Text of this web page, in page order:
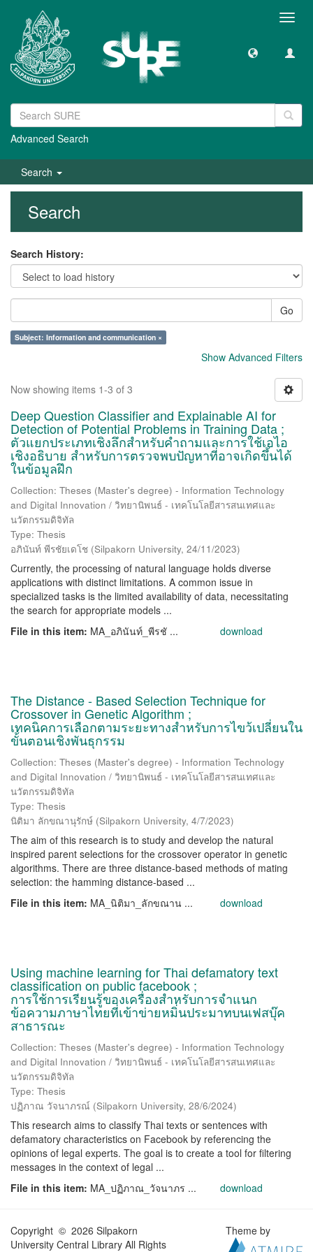
Advanced Search
Search
Search
Search History:
Go
Subject: Information and communication ×
Show Advanced Filters
Now showing items 1-3 of 3
Deep Question Classifier and Explainable AI for
Detection of Potential Problems in Training Data ;
ตัวแยกประเภทเชิงลึกสำหรับคำถามและการใช้เอไอ
เชิงอธิบาย สำหรับการตรวจพบปัญหาที่อาจเกิดขึ้นได้
ในข้อมูลฝึก
Collection: Theses (Master's degree) - Information Technology
and Digital Innovation / วิทยานิพนธ์ - เทคโนโลยีสารสนเทศและ
นวัตกรรมดิจิทัล
Type: Thesis
อภินันท์ พีรชัยเดโช (Silpakorn University, 24/11/2023)
Currently, the processing of natural language holds diverse
applications with distinct limitations. A common issue in
specialized tasks is the limited availability of data, necessitating
the search for appropriate models ...
File in this item: MA_อภินันท์_พีรชั ... download
The Distance - Based Selection Technique for
Crossover in Genetic Algorithm ;
เทคนิคการเลือกตามระยะทางสำหรับการไขว้เปลี่ยนใน
ขั้นตอนเชิงพันธุกรรม
Collection: Theses (Master's degree) - Information Technology
and Digital Innovation / วิทยานิพนธ์ - เทคโนโลยีสารสนเทศและ
นวัตกรรมดิจิทัล
Type: Thesis
นิติมา ลักขณานุรักษ์ (Silpakorn University, 4/7/2023)
The aim of this research is to study and develop the natural
inspired parent selections for the crossover operator in genetic
algorithms. There are three distance-based methods of mating
selection: the hamming distance-based ...
File in this item: MA_นิติมา_ลักขณาน ... download
Using machine learning for Thai defamatory text
classification on public facebook ;
การใช้การเรียนรู้ของเครื่องสำหรับการจำแนก
ข้อความภาษาไทยที่เข้าข่ายหมิ่นประมาทบนเฟสบุ๊ค
สาธารณะ
Collection: Theses (Master's degree) - Information Technology
and Digital Innovation / วิทยานิพนธ์ - เทคโนโลยีสารสนเทศและ
นวัตกรรมดิจิทัล
Type: Thesis
ปฏิภาณ วัจนาภรณ์ (Silpakorn University, 28/6/2024)
This research aims to classify Thai texts or sentences with
defamatory characteristics on Facebook by referencing the
opinions of legal experts. The goal is to create a tool for filtering
messages in the context of legal ...
File in this item: MA_ปฏิภาณ_วัจนาภร ... download
Copyright © 2026 Silpakorn
University Central Library All Rights
Theme by